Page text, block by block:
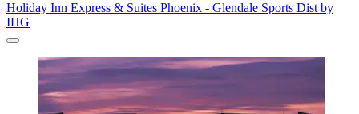
Holiday Inn Express & Suites Phoenix - Glendale Sports Dist by
IHG